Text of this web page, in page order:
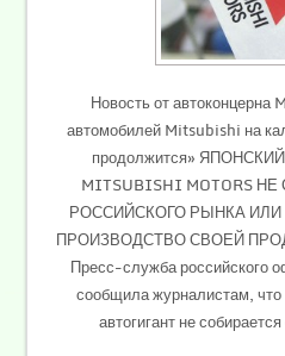
Новость от
автомобилей Mitsubishi на
продолжится»
MITSUBISHI MOTORS
РОССИЙСКОГО РЫНКА
ПРОИЗВОДСТВО СВОЕЙ
Пресс-служба российского
сообщила журналистам,
автогигант не